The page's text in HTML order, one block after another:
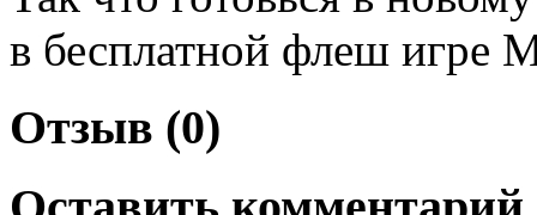
в бесплатной флеш игре
Отзыв (0)